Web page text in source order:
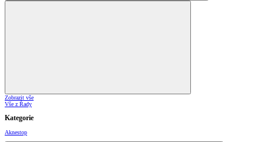
Zobrazit vše
Vše z Řady
Kategorie
Aknestop